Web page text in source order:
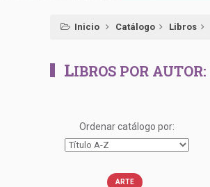
Inicio Catálogo Libros
LIBROS POR AUTOR:
Ordenar catálogo por:
ARTE